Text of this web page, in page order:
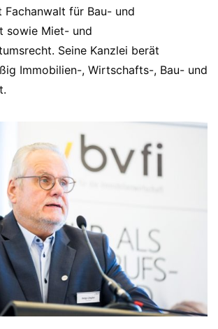
für Bau- und
sowie Miet- und
Seine Kanzlei berät
Immobilien-, Wirtschafts-, Bau- und